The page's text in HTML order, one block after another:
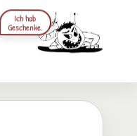
Animierter Srab im
Ich hab
Geschenke.